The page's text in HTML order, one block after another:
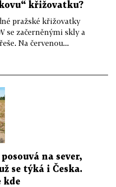
křižovatku?
pražské křižovatky
se začerněnými skly a
Na červenou...
na sever,
se týká i Česka.
kde